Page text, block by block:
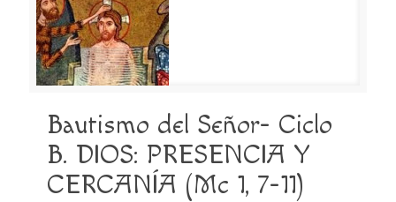
Bautismo del Señor- Ciclo
B. DIOS: PRESENCIA Y
CERCANÍA (Mc 1, 7-11)